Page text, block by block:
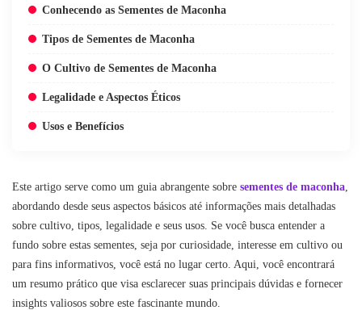
Conhecendo as Sementes de Maconha
Tipos de Sementes de Maconha
O Cultivo de Sementes de Maconha
Legalidade e Aspectos Éticos
Usos e Benefícios
Este artigo serve como um guia abrangente sobre sementes de maconha
abordando desde seus aspectos básicos até informações mais detalhadas
sobre cultivo, tipos, legalidade e seus usos. Se você busca entender a
fundo sobre estas sementes, seja por curiosidade, interesse em cultivo ou
para fins informativos, você está no lugar certo. Aqui, você encontrará
um resumo prático que visa esclarecer suas principais dúvidas e fornecer
insights valiosos sobre este fascinante mundo.